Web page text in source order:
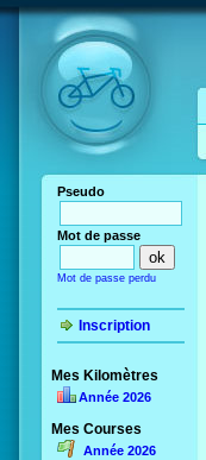
Pseudo
Mot de passe
Mot de passe perdu
Inscription
Mes Kilomètres
Année 2026
Mes Courses
Année 2026